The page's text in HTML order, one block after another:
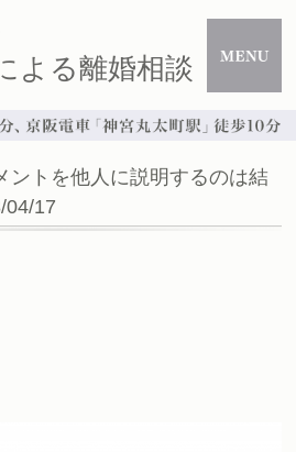
よる離婚相談
ントを他人に説明するのは結
04/17